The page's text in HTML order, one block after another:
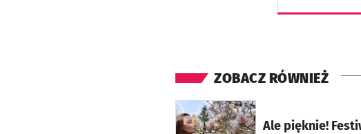
ZOBACZ RÓWNIEŻ
Ale pięknie!
otworzy się w nowej karcie